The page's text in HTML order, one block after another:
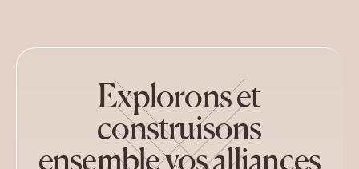
Explorons et
construisons
ensemble vos alliances